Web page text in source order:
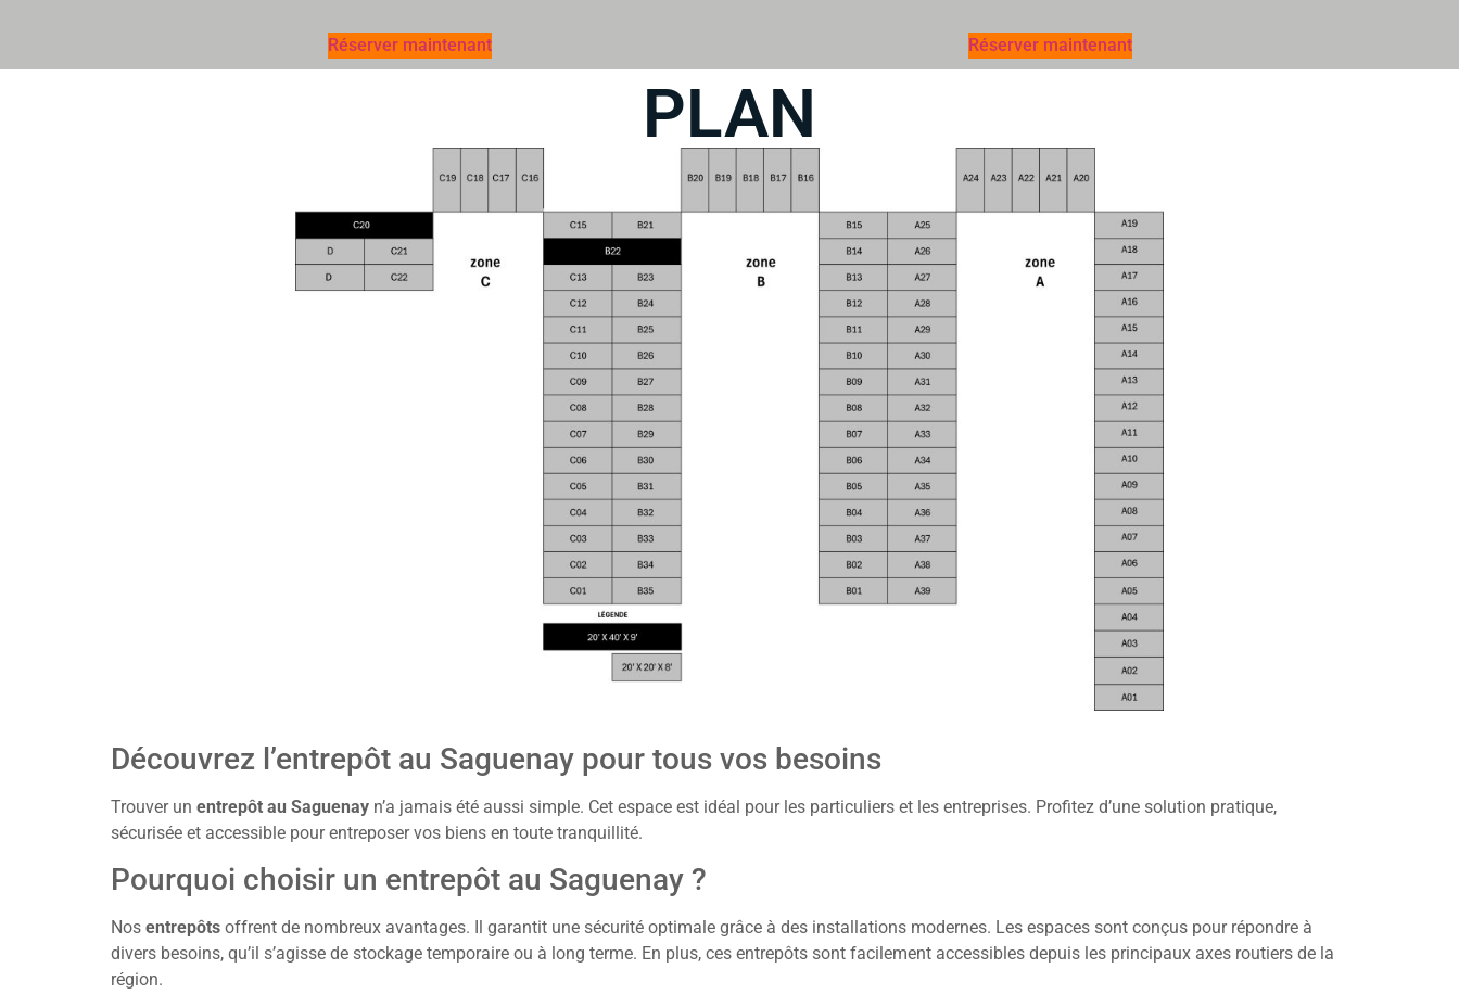
Réserver maintenant Réserver maintenant
PLAN
Découvrez l’entrepôt au Saguenay pour tous vos besoins
Trouver un entrepôt au Saguenay n’a jamais été aussi simple. Cet espace est idéal pour les particuliers et les entreprises. Profitez d’une solution pratique,
sécurisée et accessible pour entreposer vos biens en toute tranquillité.
Pourquoi choisir un entrepôt au Saguenay ?
Nos entrepôts offrent de nombreux avantages. Il garantit une sécurité optimale grâce à des installations modernes. Les espaces sont conçus pour répondre à
divers besoins, qu’il s’agisse de stockage temporaire ou à long terme. En plus, ces entrepôts sont facilement accessibles depuis les principaux axes routiers de la
région.